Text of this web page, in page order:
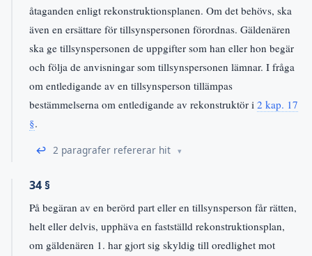
åtaganden enligt rekonstruktionsplanen. Om det behövs, ska
även en ersättare för tillsynspersonen förordnas. Gäldenären
ska ge tillsynspersonen de uppgifter som han eller hon begär
och följa de anvisningar som tillsynspersonen lämnar. I fråga
om entledigande av en tillsynsperson tillämpas
bestämmelserna om entledigande av rekonstruktör i 2 kap. 17
§.
↩ 2 paragrafer refererar hit
34 §
På begäran av en berörd part eller en tillsynsperson får rätten,
helt eller delvis, upphäva en fastställd rekonstruktionsplan,
om gäldenären 1. har gjort sig skyldig till oredlighet mot